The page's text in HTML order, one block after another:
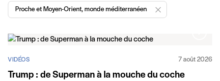
Proche et Moyen-Orient, monde méditerranéen
Enlever "Proche et
VIDÉOS 7 août 2026
Trump : de Superman à la mouche du coche